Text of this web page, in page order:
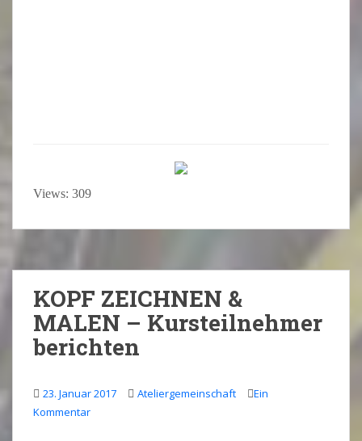
Views: 309
KOPF ZEICHNEN &
MALEN – Kursteilnehmer
berichten
23. Januar 2017 Ateliergemeinschaft
Ein
Kommentar